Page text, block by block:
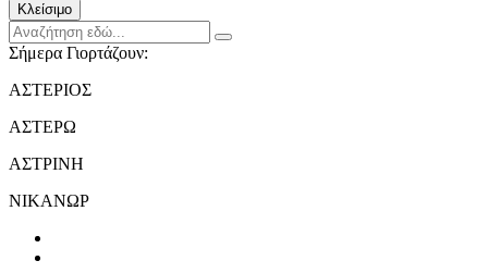
Κλείσιμο
Σήμερα Γιορτάζουν:
ΑΣΤΕΡΙΟΣ
ΑΣΤΕΡΩ
ΑΣΤΡΙΝΗ
ΝΙΚΑΝΩΡ